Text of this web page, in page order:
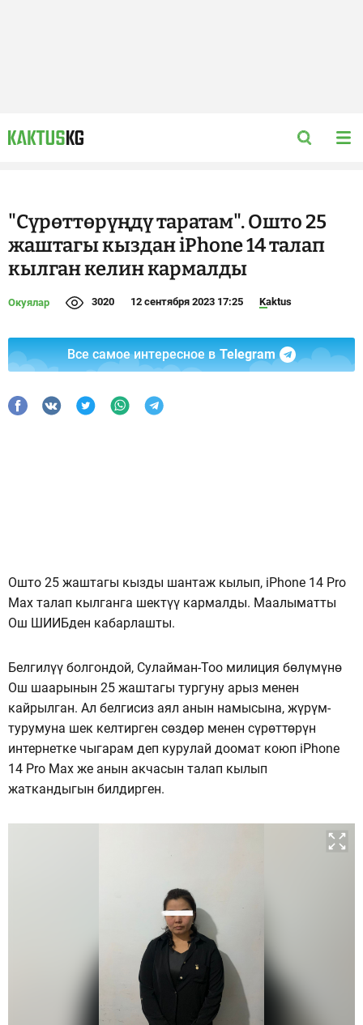
"Сүрөттөрүңдү таратам". Ошто 25
жаштагы кыздан iPhone 14 талап
кылган келин кармалды
Окуялар 3020 12 сентября 2023 17:25 Kaktus
Все самое интересное в Telegram
Ошто 25 жаштагы кызды шантаж кылып, iPhone 14 Pro
Max талап кылганга шектүү кармалды. Маалыматты
Ош ШИИБден кабарлашты.
Белгилүү болгондой, Сулайман-Тоо милиция бөлүмүнө
Ош шаарынын 25 жаштагы тургуну арыз менен
кайрылган. Ал белгисиз аял анын намысына, жүрүм-
турумуна шек келтирген сөздөр менен сүрөттөрүн
интернетке чыгарам деп курулай доомат коюп iPhone
14 Pro Max же анын акчасын талап кылып
жаткандыгын билдирген.